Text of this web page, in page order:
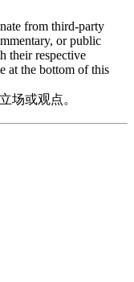
from third-party
or public
their respective
at the bottom of this
场或观点。